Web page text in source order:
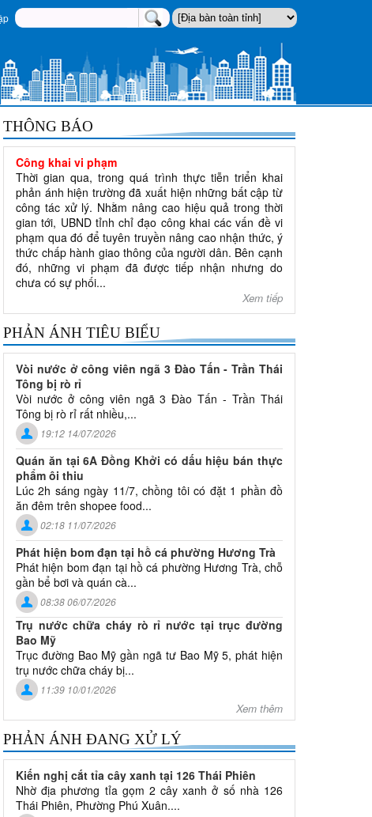
THÔNG BÁO
Công khai vi phạm
Thời gian qua, trong quá trình thực tiễn triển khai
phản ánh hiện trường đã xuất hiện những bất cập từ
công tác xử lý. Nhằm nâng cao hiệu quả trong thời
gian tới, UBND tỉnh chỉ đạo công khai các vấn đề vi
phạm qua đó để tuyên truyền nâng cao nhận thức, ý
thức chấp hành giao thông của người dân. Bên cạnh
đó, những vi phạm đã được tiếp nhận nhưng do
chưa có sự phối...
Xem tiếp
PHẢN ÁNH TIÊU BIỂU
Vòi nước ở công viên ngã 3 Đào Tấn - Trần Thái
Tông bị rò rỉ
Vòi nước ở công viên ngã 3 Đào Tấn - Trần Thái
Tông bị rò rỉ rất nhiều,...
19:12 14/07/2026
Quán ăn tại 6A Đồng Khởi có dấu hiệu bán thực
phẩm ôi thiu
Lúc 2h sáng ngày 11/7, chồng tôi có đặt 1 phần đồ
ăn đêm trên shopee food...
02:18 11/07/2026
Phát hiện bom đạn tại hồ cá phường Hương Trà
Phát hiện bom đạn tại hồ cá phường Hương Trà, chỗ
gần bể bơi và quán cà...
08:38 06/07/2026
Trụ nước chữa cháy rò rỉ nước tại trục đường
Bao Mỹ
Trục đường Bao Mỹ gần ngã tư Bao Mỹ 5, phát hiện
trụ nước chữa cháy bị...
11:39 10/01/2026
Xem thêm
PHẢN ÁNH ĐANG XỬ LÝ
Kiến nghị cắt tỉa cây xanh tại 126 Thái Phiên
Nhờ địa phương tỉa gọm 2 cây xanh ở số nhà 126
Thái Phiên, Phường Phú Xuân....